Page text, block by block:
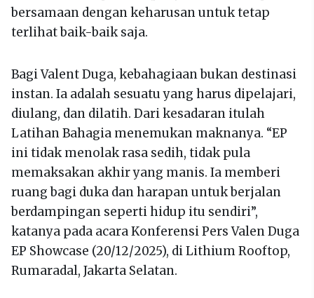
bersamaan dengan keharusan untuk tetap
terlihat baik-baik saja.
Bagi Valent Duga, kebahagiaan bukan destinasi
instan. Ia adalah sesuatu yang harus dipelajari,
diulang, dan dilatih. Dari kesadaran itulah
Latihan Bahagia menemukan maknanya. “EP
ini tidak menolak rasa sedih, tidak pula
memaksakan akhir yang manis. Ia memberi
ruang bagi duka dan harapan untuk berjalan
berdampingan seperti hidup itu sendiri”,
katanya pada acara Konferensi Pers Valen Duga
EP Showcase (20/12/2025), di Lithium Rooftop,
Rumaradal, Jakarta Selatan.